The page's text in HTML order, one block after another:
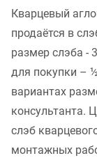
Кварцевый
продаётся в
размер слэба -
для покупки –
вариантах
консультанта.
слэб
монтажных